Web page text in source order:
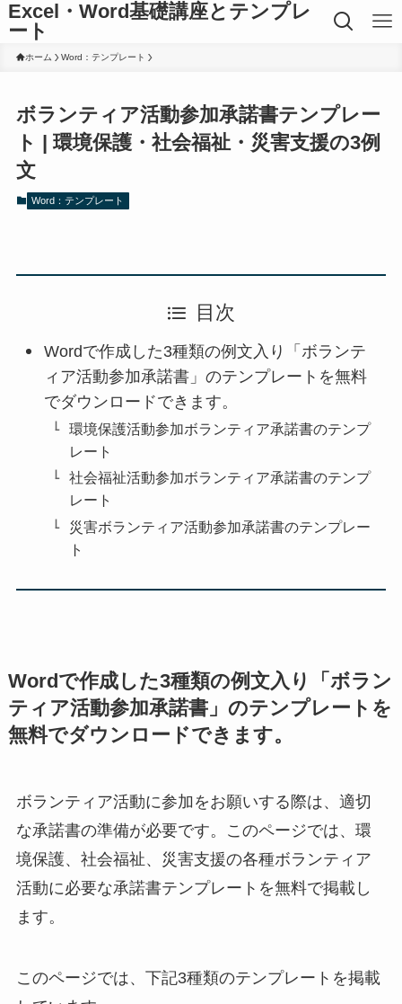
Excel・Word基礎講座とテンプレ
ート
ホーム Word：テンプレート
ボランティア活動参加承諾書テンプレー
ト | 環境保護・社会福祉・災害支援の3例
文
Word：テンプレート
目次
Wordで作成した3種類の例文入り「ボランテ
ィア活動参加承諾書」のテンプレートを無料
でダウンロードできます。
環境保護活動参加ボランティア承諾書のテンプ
レート
社会福祉活動参加ボランティア承諾書のテンプ
レート
災害ボランティア活動参加承諾書のテンプレー
ト
Wordで作成した3種類の例文入り「ボラン
ティア活動参加承諾書」のテンプレートを
無料でダウンロードできます。
ボランティア活動に参加をお願いする際は、適切
な承諾書の準備が必要です。このページでは、環
境保護、社会福祉、災害支援の各種ボランティア
活動に必要な承諾書テンプレートを無料で掲載し
ます。
このページでは、下記3種類のテンプレートを掲載